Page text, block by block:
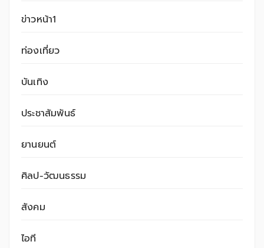
ข่าวหน้า1
ท่องเที่ยว
บันเทิง
ประชาสัมพันธ์
ยานยนต์
ศิลป-วัฒนธรรม
สังคม
ไอที